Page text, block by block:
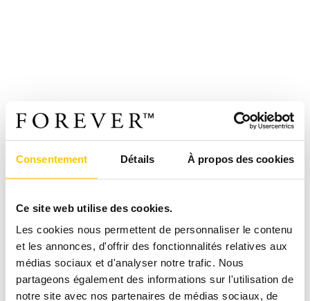
Consentement Détails À propos des cookies
Ce site web utilise des cookies.
Les cookies nous permettent de personnaliser le contenu
et les annonces, d'offrir des fonctionnalités relatives aux
médias sociaux et d'analyser notre trafic. Nous
partageons également des informations sur l'utilisation de
notre site avec nos partenaires de médias sociaux, de